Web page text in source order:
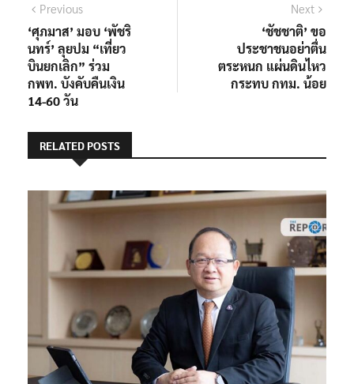
แนะแนว
เรื่อง
PreviousPrevious
post:
‘ศุภมาส’ มอบ ‘พัชริ
นทร์’ ลุยปม “เที่ยว
บินยกเลิก” ร่วม
กพท. บังคับคืนเงิน
14-60 วัน
Next
‘ชัชชาติ’ ขอ
ประชาชนอย่าตื่น
ตระหนก แผ่นดินไหว
กระทบ กทม. น้อย
RELATED POSTS